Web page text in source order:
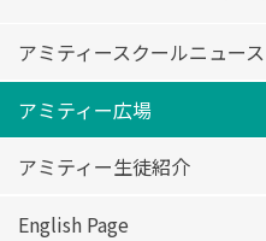
アミティースクールニュース
アミティー広場
アミティー生徒紹介
English Page